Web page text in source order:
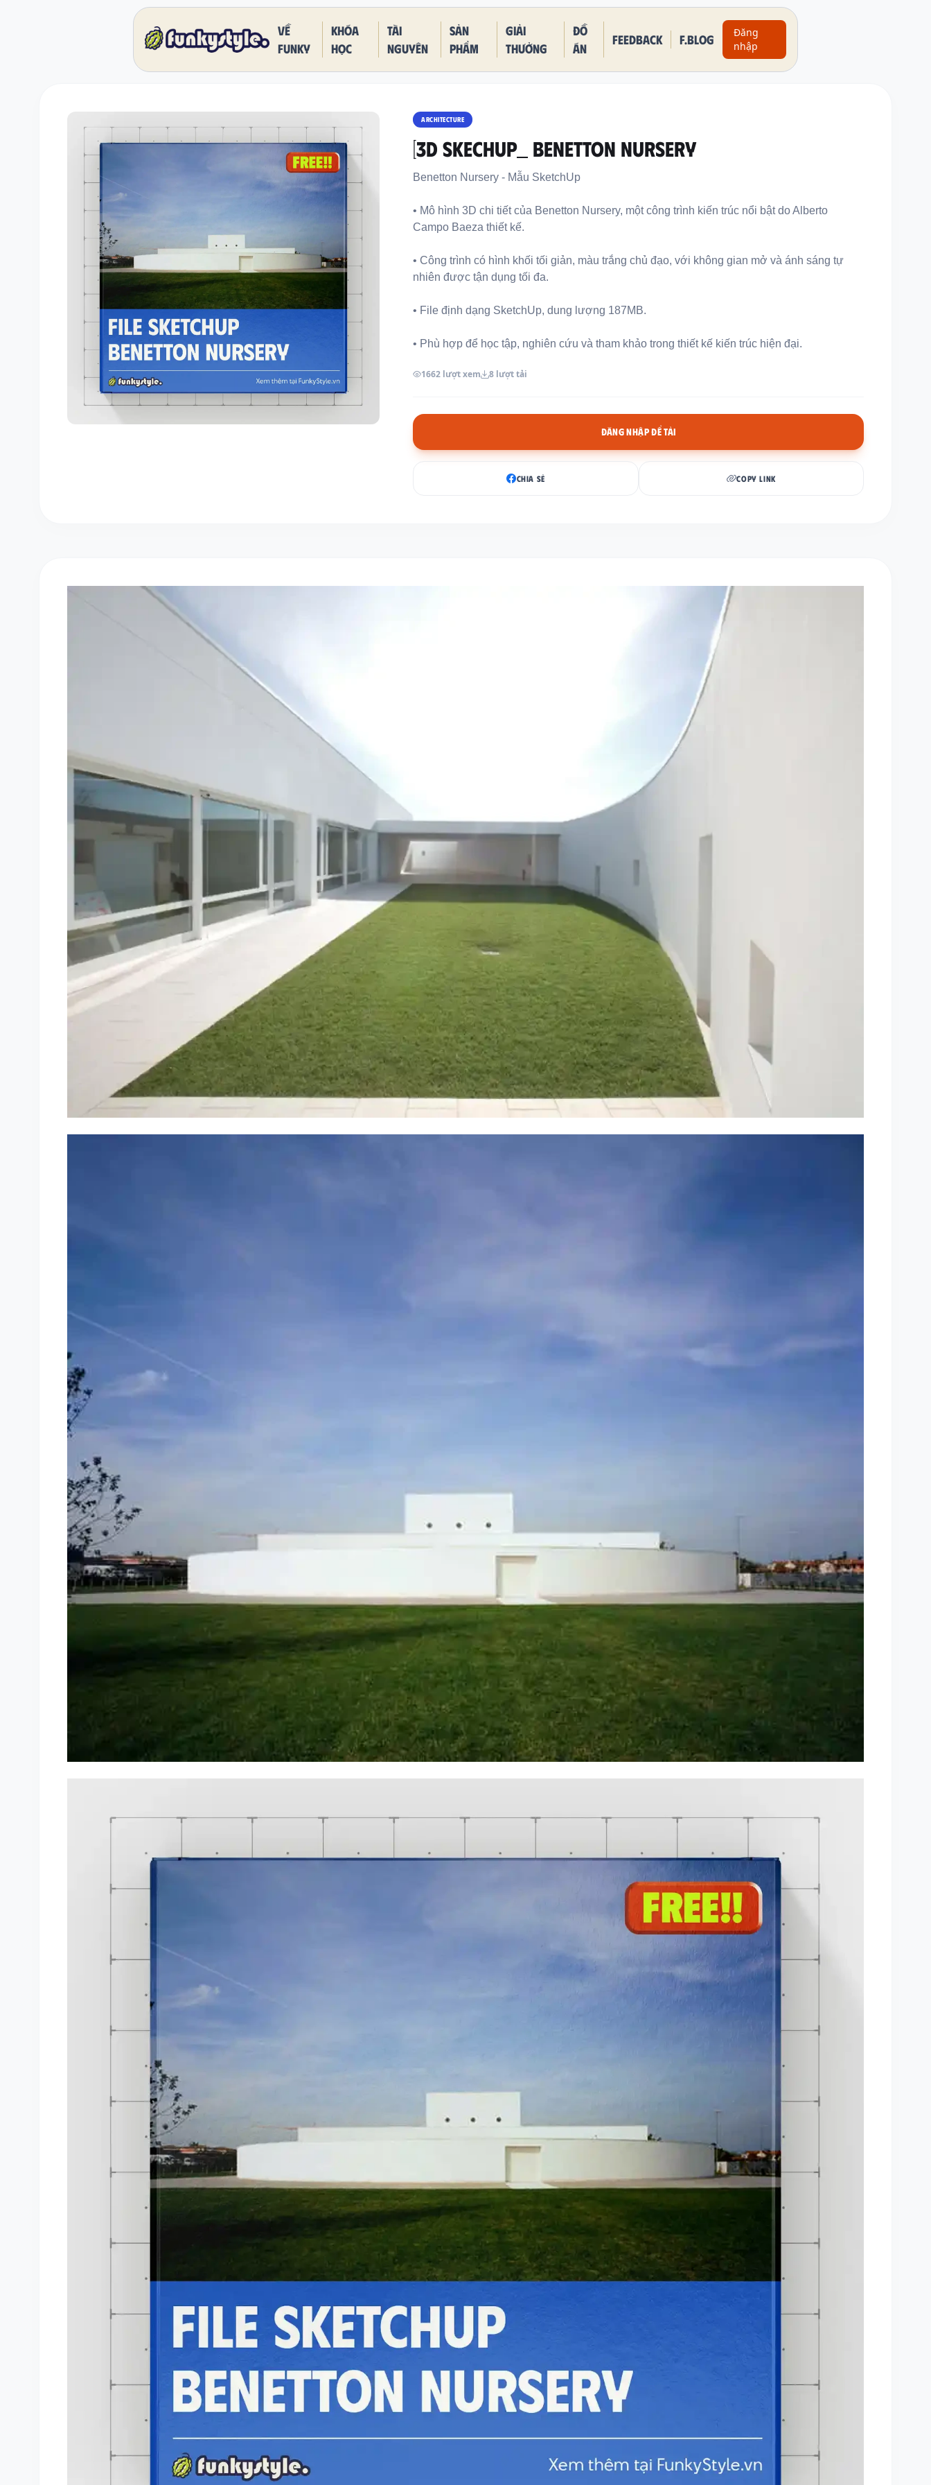
Về
funky
Khóa
học
Tài
nguyên
Sản
phẩm
Giải
thưởng
Đồ
án
Feedback F.BLOG
Đăng
nhập
ARCHITECTURE
[3D SKECHUP_ Benetton Nursery
Benetton Nursery - Mẫu SketchUp
• Mô hình 3D chi tiết của Benetton Nursery, một công trình kiến trúc nổi bật do Alberto
Campo Baeza thiết kế.
• Công trình có hình khối tối giản, màu trắng chủ đạo, với không gian mở và ánh sáng tự
nhiên được tận dụng tối đa.
• File định dạng SketchUp, dung lượng 187MB.
• Phù hợp để học tập, nghiên cứu và tham khảo trong thiết kế kiến trúc hiện đại.
1662 lượt xem 8 lượt tải
ĐĂNG NHẬP ĐỂ TẢI
CHIA SẺ COPY LINK